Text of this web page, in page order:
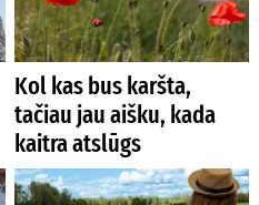
Kol kas bus karšta,
tačiau jau aišku, kada
kaitra atslūgs